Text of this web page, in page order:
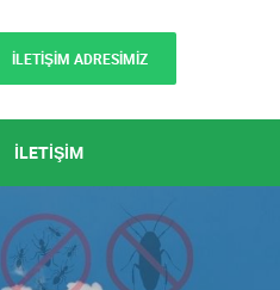
İLETİŞİM ADRESİMİZ
İLETİŞİM